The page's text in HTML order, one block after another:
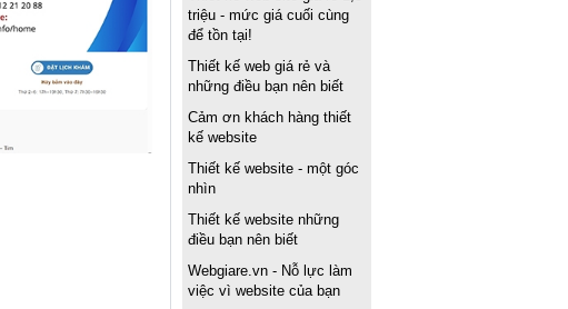
triệu - mức giá cuối cùng
để tồn tại!
Thiết kế web giá rẻ và
những điều bạn nên biết
Cảm ơn khách hàng thiết
kế website
Thiết kế website - một góc
nhìn
Thiết kế website những
điều bạn nên biết
Webgiare.vn - Nỗ lực làm
việc vì website của bạn